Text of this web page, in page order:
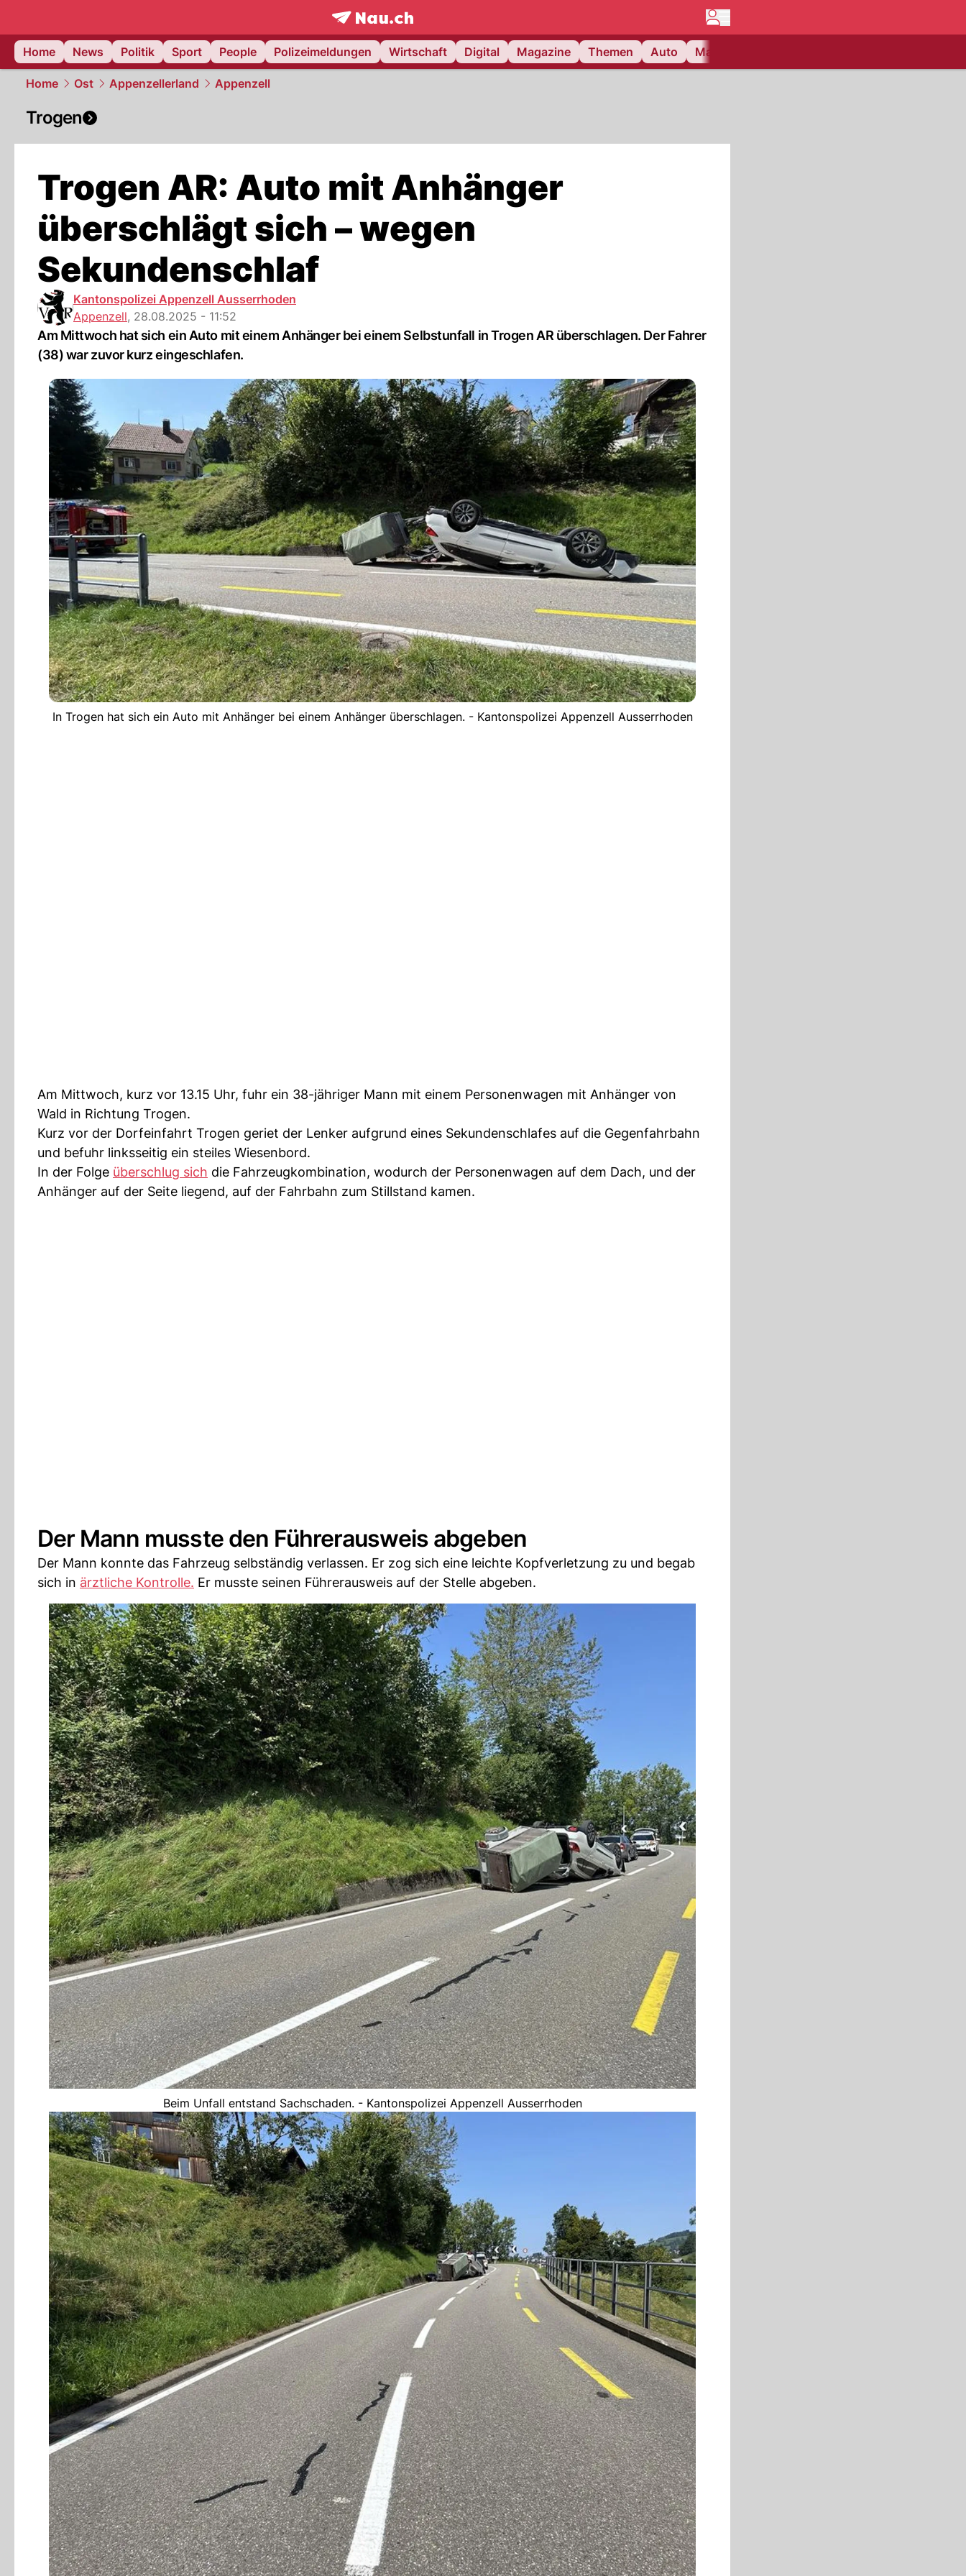
frontpage.NAU.ch
Home
News Politik Sport People Polizeimeldungen Wirtschaft Digital Magazine Themen Auto Matchcenter
Home Ost Appenzellerland Appenzell
Trogen
Trogen AR: Auto mit Anhänger
überschlägt sich – wegen
Sekundenschlaf
Kantonspolizei Appenzell Ausserrhoden
Appenzell, 28.08.2025 - 11:52
Am Mittwoch hat sich ein Auto mit einem Anhänger bei einem Selbstunfall in Trogen AR überschlagen. Der Fahrer
(38) war zuvor kurz eingeschlafen.
In Trogen hat sich ein Auto mit Anhänger bei einem Anhänger überschlagen. - Kantonspolizei Appenzell Ausserrhoden
Am Mittwoch, kurz vor 13.15 Uhr, fuhr ein 38-jähriger Mann mit einem Personenwagen mit Anhänger von
Wald in Richtung Trogen.
Kurz vor der Dorfeinfahrt Trogen geriet der Lenker aufgrund eines Sekundenschlafes auf die Gegenfahrbahn
und befuhr linksseitig ein steiles Wiesenbord.
In der Folge überschlug sich die Fahrzeugkombination, wodurch der Personenwagen auf dem Dach, und der
Anhänger auf der Seite liegend, auf der Fahrbahn zum Stillstand kamen.
Der Mann musste den Führerausweis abgeben
Der Mann konnte das Fahrzeug selbständig verlassen. Er zog sich eine leichte Kopfverletzung zu und begab
sich in ärztliche Kontrolle. Er musste seinen Führerausweis auf der Stelle abgeben.
Beim Unfall entstand Sachschaden. - Kantonspolizei Appenzell Ausserrhoden